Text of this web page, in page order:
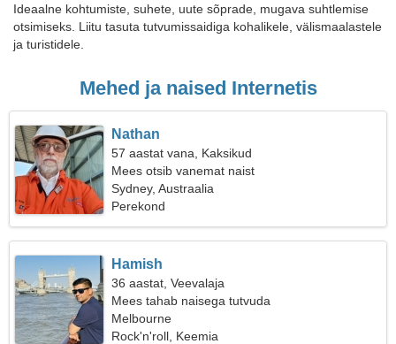
Ideaalne kohtumiste, suhete, uute sõprade, mugava suhtlemise
otsimiseks. Liitu tasuta tutvumissaidiga kohalikele, välismaalastele
ja turistidele.
Mehed ja naised Internetis
Nathan
57 aastat vana, Kaksikud
Mees otsib vanemat naist
Sydney, Austraalia
Perekond
Hamish
36 aastat, Veevalaja
Mees tahab naisega tutvuda
Melbourne
Rock'n'roll, Keemia